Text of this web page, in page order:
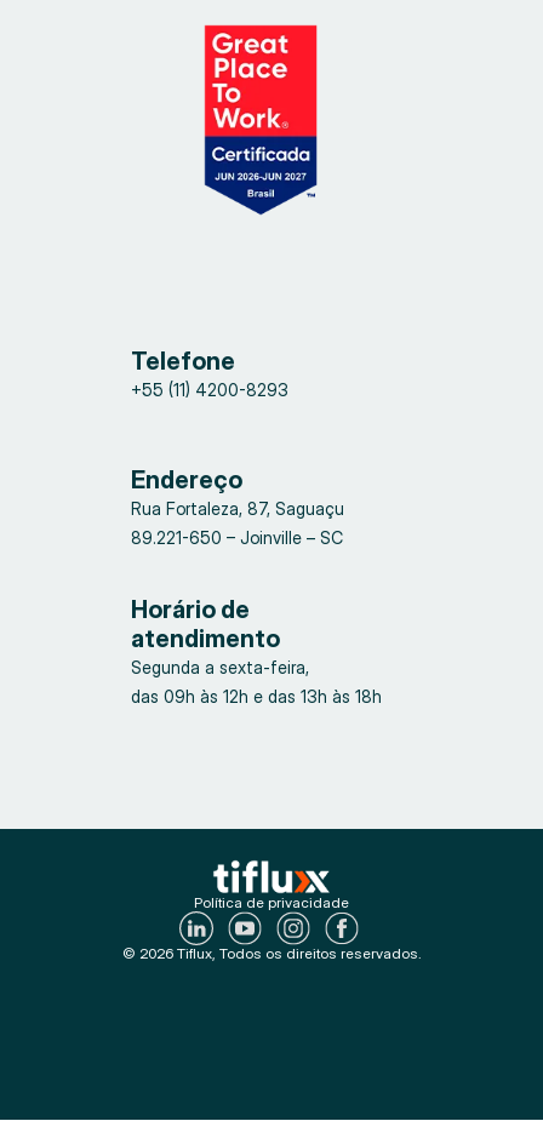
Telefone
+55 (11) 4200-8293
Endereço
Rua Fortaleza, 87, Saguaçu
89.221-650 – Joinville – SC
Horário de
atendimento
Segunda a sexta-feira,
das 09h às 12h e das 13h às 18h
© 2026 Tiflux, Todos os direitos reservados.
Política de privacidade